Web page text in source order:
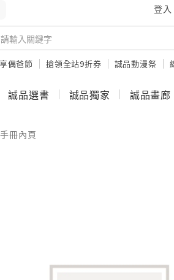
登入
偶爸節 搶領全站9折券 誠品動漫祭
誠品選書 誠品獨家 誠品畫廊
冊內頁